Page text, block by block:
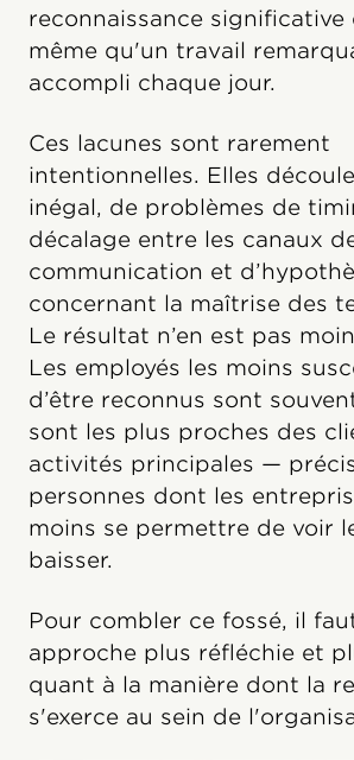
reconnaissance significative
même qu'un travail
accompli chaque jour.
Ces lacunes sont rarement
intentionnelles. Elles
inégal, de problèmes de
décalage entre les canaux
communication et
concernant la maîtrise des
Le résultat n’en est pas
Les employés les moins
d’être reconnus sont
sont les plus proches des
activités principales —
personnes dont les
moins se permettre de voir
baisser.
Pour combler ce fossé, il
approche plus réfléchie et
quant à la manière dont la
s'exerce au sein de